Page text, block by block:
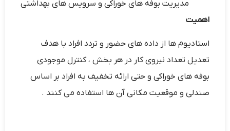
مدیریت بوفه های خوراکی و سرویس های بهداشتی
اهمیت
استادیوم ها از داده های حضور و تردد افراد با هدف
تعدیل تعداد نیروی کار در هر بخش ، کنترل موجودی
بوفه های خوراکی و حتی ارائه تخفیف به افراد بر اساس
صندلی و موقعیت مکانی آن ها استفاده می کنند .